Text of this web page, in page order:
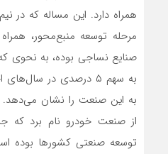
همراه دارد. این مساله که در
مرحله توسعه منبع‌محور،
به سهم ۵ درصدی در
به این صنعت را نشان می‌دهد.
از صنعت خودرو نام برد که
توسعه صنعتی کشورها بوده